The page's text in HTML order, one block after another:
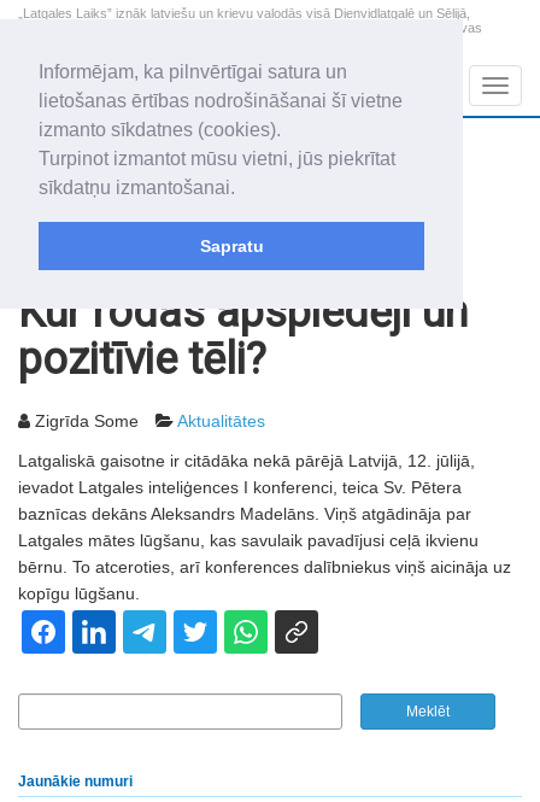
Informējam, ka pilnvērtīgai satura un
lietošanas ērtības nodrošināšanai šī vietne
izmanto sīkdatnes (cookies).
Turpinot izmantot mūsu vietni, jūs piekrītat
sīkdatņu izmantošanai.
Sapratu
„Latgales Laiks” iznāk latviešu un krievu valodās visā Dienvidlatgalē un Sēlijā,
„Latgales Laiks” latviešu valodā aptver Daugavpils valstspilsētu, Augšdaugavas
2026. gada 9. augusts
Svētdiena
Genovefa, Genoveva, Madara
+22.7
Kur rodas apspiedēji un
pozitīvie tēli?
Zigrīda Some Aktualitātes
Latgaliskā gaisotne ir citādāka nekā pārējā Latvijā, 12. jūlijā,
ievadot Latgales inteliģences I konferenci, teica Sv. Pētera
baznīcas dekāns Aleksandrs Madelāns. Viņš atgādināja par
Latgales mātes lūgšanu, kas savulaik pavadījusi ceļā ikvienu
bērnu. To atceroties, arī konferences dalībniekus viņš aicināja uz
kopīgu lūgšanu.
Jaunākie numuri